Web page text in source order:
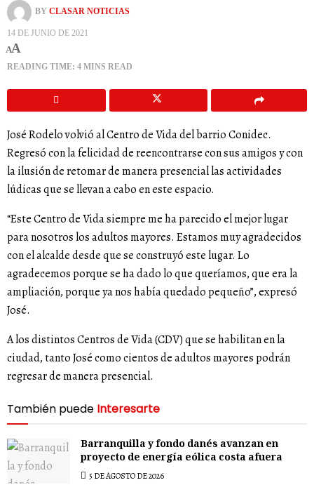
BY CLASAR NOTICIAS
14 DE JUNIO DE 2021
AA
READING TIME: 4 MINS READ
José Rodelo volvió al Centro de Vida del barrio Conidec.
Regresó con la felicidad de reencontrarse con sus amigos y con
la ilusión de retomar de manera presencial las actividades
lúdicas que se llevan a cabo en este espacio.
“Este Centro de Vida siempre me ha parecido el mejor lugar
para nosotros los adultos mayores. Estamos muy agradecidos
con el alcalde desde que se construyó este lugar. Lo
agradecemos porque se ha dado lo que queríamos, que era la
ampliación, porque ya nos había quedado pequeño”, expresó
José.
A los distintos Centros de Vida (CDV) que se habilitan en la
ciudad, tanto José como cientos de adultos mayores podrán
regresar de manera presencial.
También puede Interesarte
Barranquilla y fondo danés avanzan en
proyecto de energía eólica costa afuera
5 DE AGOSTO DE 2026